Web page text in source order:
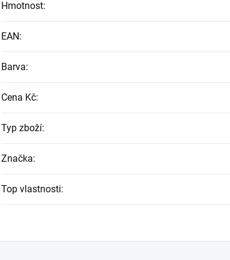
Hmotnost:
EAN:
Barva:
Cena Kč:
Typ zboží:
Značka:
Top vlastnosti: